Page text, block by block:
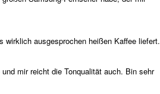
ausgesprochen heißen Kaffee liefert.
mir reicht die Tonqualität auch. Bin sehr